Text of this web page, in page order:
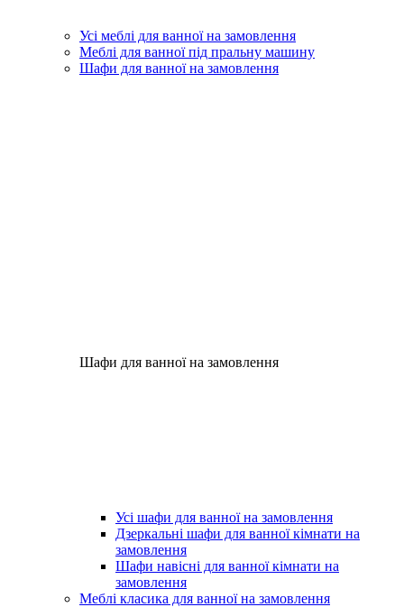
Усі меблі для ванної на замовлення
Меблі для ванної під пральну машину
Шафи для ванної на замовлення
Шафи для ванної на замовлення
Усі шафи для ванної на замовлення
Дзеркальні шафи для ванної кімнати на
замовлення
Шафи навісні для ванної кімнати на
замовлення
Меблі класика для ванної на замовлення